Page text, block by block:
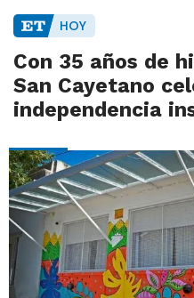
HOY
Con 35 años de
San Cayetano
independencia